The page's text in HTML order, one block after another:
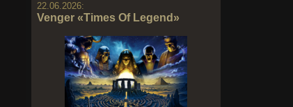
22.06.2026:
Venger «Times Of Legend»